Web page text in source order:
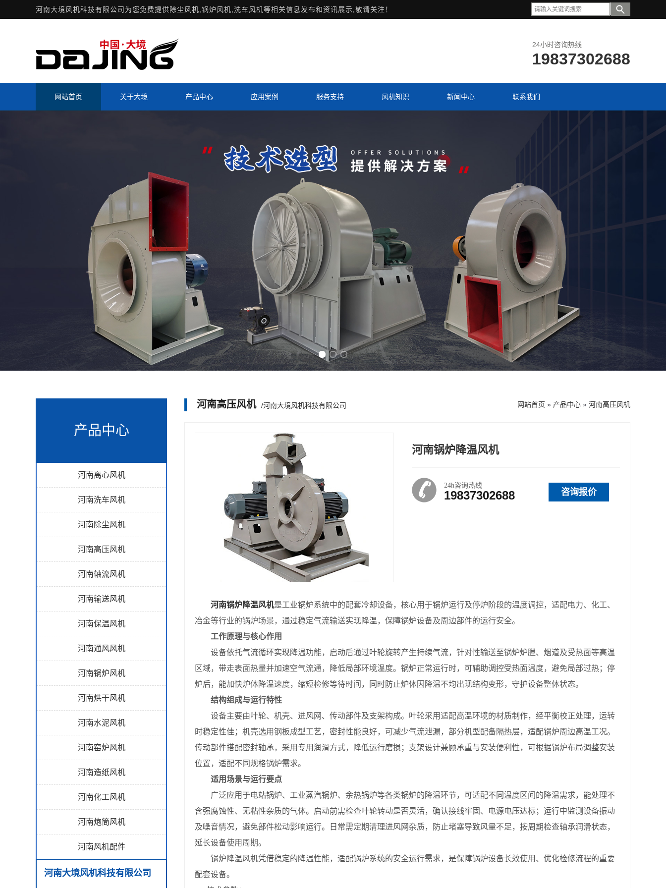
河南大境风机科技有限公司为您免费提供除尘风机 ,锅炉风机,洗车风机等相关信息发布和资讯展示,敬请关注！
24小时咨询热线
19837302688
网站首页 关于大境 产品中心 应用案例 服务支持 风机知识 新闻中心 联系我们
产品中心
河南离心风机
河南洗车风机
河南除尘风机
河南高压风机
河南轴流风机
河南输送风机
河南保温风机
河南通风风机
河南锅炉风机
河南烘干风机
河南水泥风机
河南窑炉风机
河南造纸风机
河南化工风机
河南炮筒风机
河南风机配件
河南大境风机科技有限公司
河南高压风机 /河南大境风机科技有限公司 网站首页 » 产品中心 » 河南高压风机
河南锅炉降温风机
咨询报价
24h咨询热线
19837302688
河南锅炉降温风机是工业锅炉系统中的配套冷却设备，核心用于锅炉运行及停炉阶段的温度调控，适配电力、化工、
冶金等行业的锅炉场景，通过稳定气流输送实现降温，保障锅炉设备及周边部件的运行安全。
工作原理与核心作用
设备依托气流循环实现降温功能，启动后通过叶轮旋转产生持续气流，针对性输送至锅炉炉膛、烟道及受热面等高温
区域，带走表面热量并加速空气流通，降低局部环境温度。锅炉正常运行时，可辅助调控受热面温度，避免局部过热；停
炉后，能加快炉体降温速度，缩短检修等待时间，同时防止炉体因降温不均出现结构变形，守护设备整体状态。
结构组成与运行特性
设备主要由叶轮、机壳、进风网、传动部件及支架构成。叶轮采用适配高温环境的材质制作，经平衡校正处理，运转
时稳定性佳；机壳选用钢板成型工艺，密封性能良好，可减少气流泄漏，部分机型配备隔热层，适配锅炉周边高温工况。
传动部件搭配密封轴承，采用专用润滑方式，降低运行磨损；支架设计兼顾承重与安装便利性，可根据锅炉布局调整安装
位置，适配不同规格锅炉需求。
适用场景与运行要点
广泛应用于电站锅炉、工业蒸汽锅炉、余热锅炉等各类锅炉的降温环节，可适配不同温度区间的降温需求，能处理不
含强腐蚀性、无粘性杂质的气体。启动前需检查叶轮转动是否灵活，确认接线牢固、电源电压达标；运行中监测设备振动
及噪音情况，避免部件松动影响运行。日常需定期清理进风网杂质，防止堵塞导致风量不足，按周期检查轴承润滑状态，
延长设备使用周期。
锅炉降温风机凭借稳定的降温性能，适配锅炉系统的安全运行需求，是保障锅炉设备长效使用、优化检修流程的重要
配套设备。